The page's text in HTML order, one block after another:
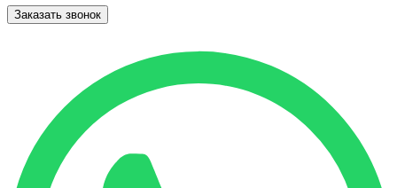
Заказать звонок